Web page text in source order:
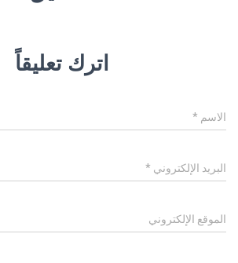
اترك تعليقاً
الاسم *
البريد الإلكتروني *
الموقع الإلكتروني